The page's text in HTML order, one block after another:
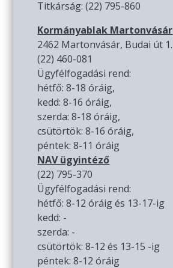
Titkárság: (22) 795-860
Kormányablak Martonvásár
2462 Martonvásár, Budai út 1.
(22) 460-081
Ügyfélfogadási rend:
hétfő: 8-18 óráig,
kedd: 8-16 óráig,
szerda: 8-18 óráig,
csütörtök: 8-16 óráig,
péntek: 8-11 óráig
NAV ügyintéző
(22) 795-370
Ügyfélfogadási rend:
hétfő: 8-12 óráig és 13-17-ig
kedd: -
szerda: -
csütörtök: 8-12 és 13-15 -ig
péntek: 8-12 óráig